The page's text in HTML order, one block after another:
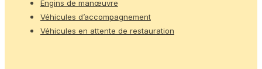
Engins de manœuvre
Véhicules d’accompagnement
Véhicules en attente de restauration